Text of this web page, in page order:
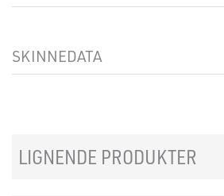
SKINNEDATA
LIGNENDE PRODUKTER